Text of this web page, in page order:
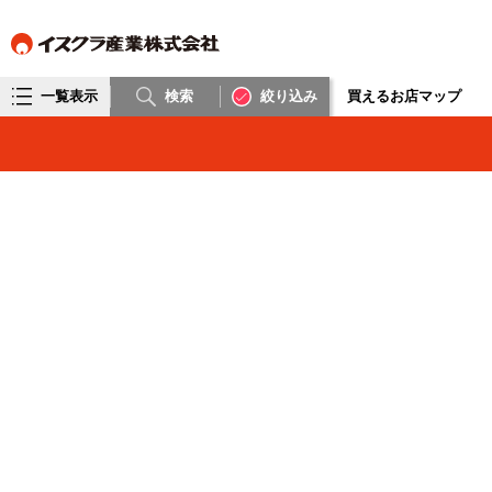
一覧表示 検索 絞り込み 買えるお店マップ